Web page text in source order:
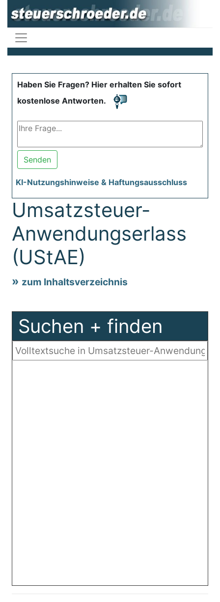
Haben Sie Fragen? Hier erhalten Sie sofort
kostenlose Antworten.
Senden
KI-Nutzungshinweise & Haftungsausschluss
Umsatzsteuer-
Anwendungserlass
(UStAE)
zum Inhaltsverzeichnis
Suchen + finden